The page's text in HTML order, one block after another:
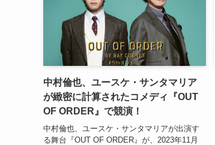
中村倫也、ユースケ・サンタマリア
が緻密に計算されたコメディ『OUT
OF ORDER』で競演！
中村倫也、ユースケ・サンタマリアが出演す
る舞台『OUT OF ORDER』が、2023年11月